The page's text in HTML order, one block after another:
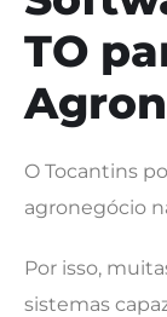
TO
O Tocantins
agronegócio
Por isso,
sistemas